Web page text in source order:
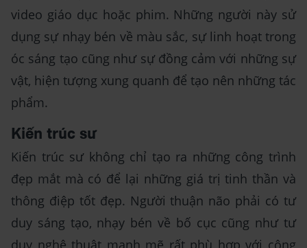
video giáo dục hoặc phim. Những người này sử
dụng sự nhạy bén về màu sắc, sự linh hoạt trong
óc sáng tạo cũng như sự đồng cảm với những sự
vật, hiện tượng xung quanh để tạo nên những tác
phẩm.
Kiến trúc sư
Kiến trúc sư không chỉ tạo ra những công trình
đẹp mắt mà có để lại những giá trị tinh thần và
thông điệp tốt đẹp. Người thuận não phải có tư
duy sáng tạo, nhạy bén về bố cục cũng như tư
duy nghệ thuật mạnh mẽ rất phù hợp với công